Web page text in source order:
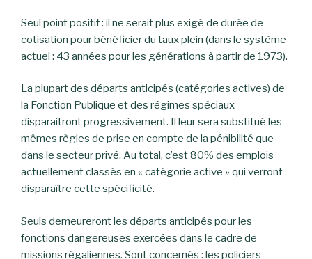
Seul point positif : il ne serait plus exigé de durée de
cotisation pour bénéficier du taux plein (dans le système
actuel : 43 années pour les générations à partir de 1973).
La plupart des départs anticipés (catégories actives) de
la Fonction Publique et des régimes spéciaux
disparaitront progressivement. Il leur sera substitué les
mêmes règles de prise en compte de la pénibilité que
dans le secteur privé. Au total, c’est 80% des emplois
actuellement classés en « catégorie active » qui verront
disparaître cette spécificité.
Seuls demeureront les départs anticipés pour les
fonctions dangereuses exercées dans le cadre de
missions régaliennes. Sont concernés : les policiers